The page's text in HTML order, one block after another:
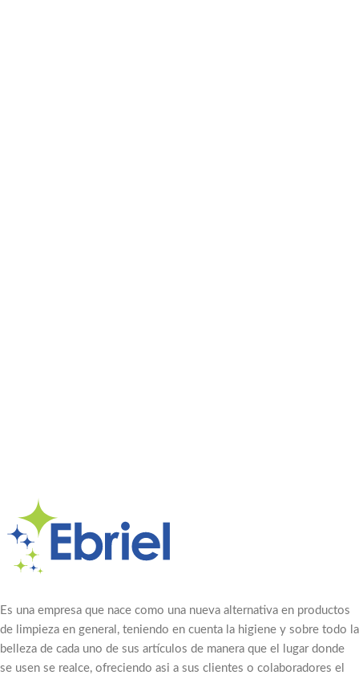
Es una empresa que nace como una nueva alternativa en productos
de limpieza en general, teniendo en cuenta la higiene y sobre todo la
belleza de cada uno de sus artículos de manera que el lugar donde
se usen se realce, ofreciendo asi a sus clientes o colaboradores el